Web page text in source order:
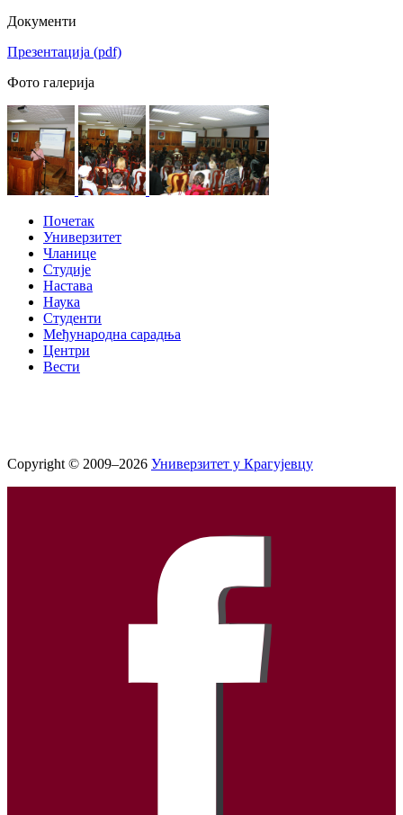
Документи
Презентација (pdf)
Фото галерија
Почетак
Универзитет
Чланице
Студије
Настава
Наука
Студенти
Међународна сарадња
Центри
Вести
Copyright © 2009–2026 Универзитет у Крагујевцу